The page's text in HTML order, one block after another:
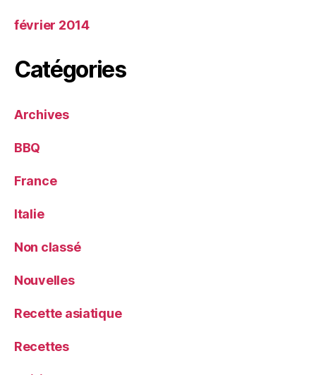
février 2014
Catégories
Archives
BBQ
France
Italie
Non classé
Nouvelles
Recette asiatique
Recettes